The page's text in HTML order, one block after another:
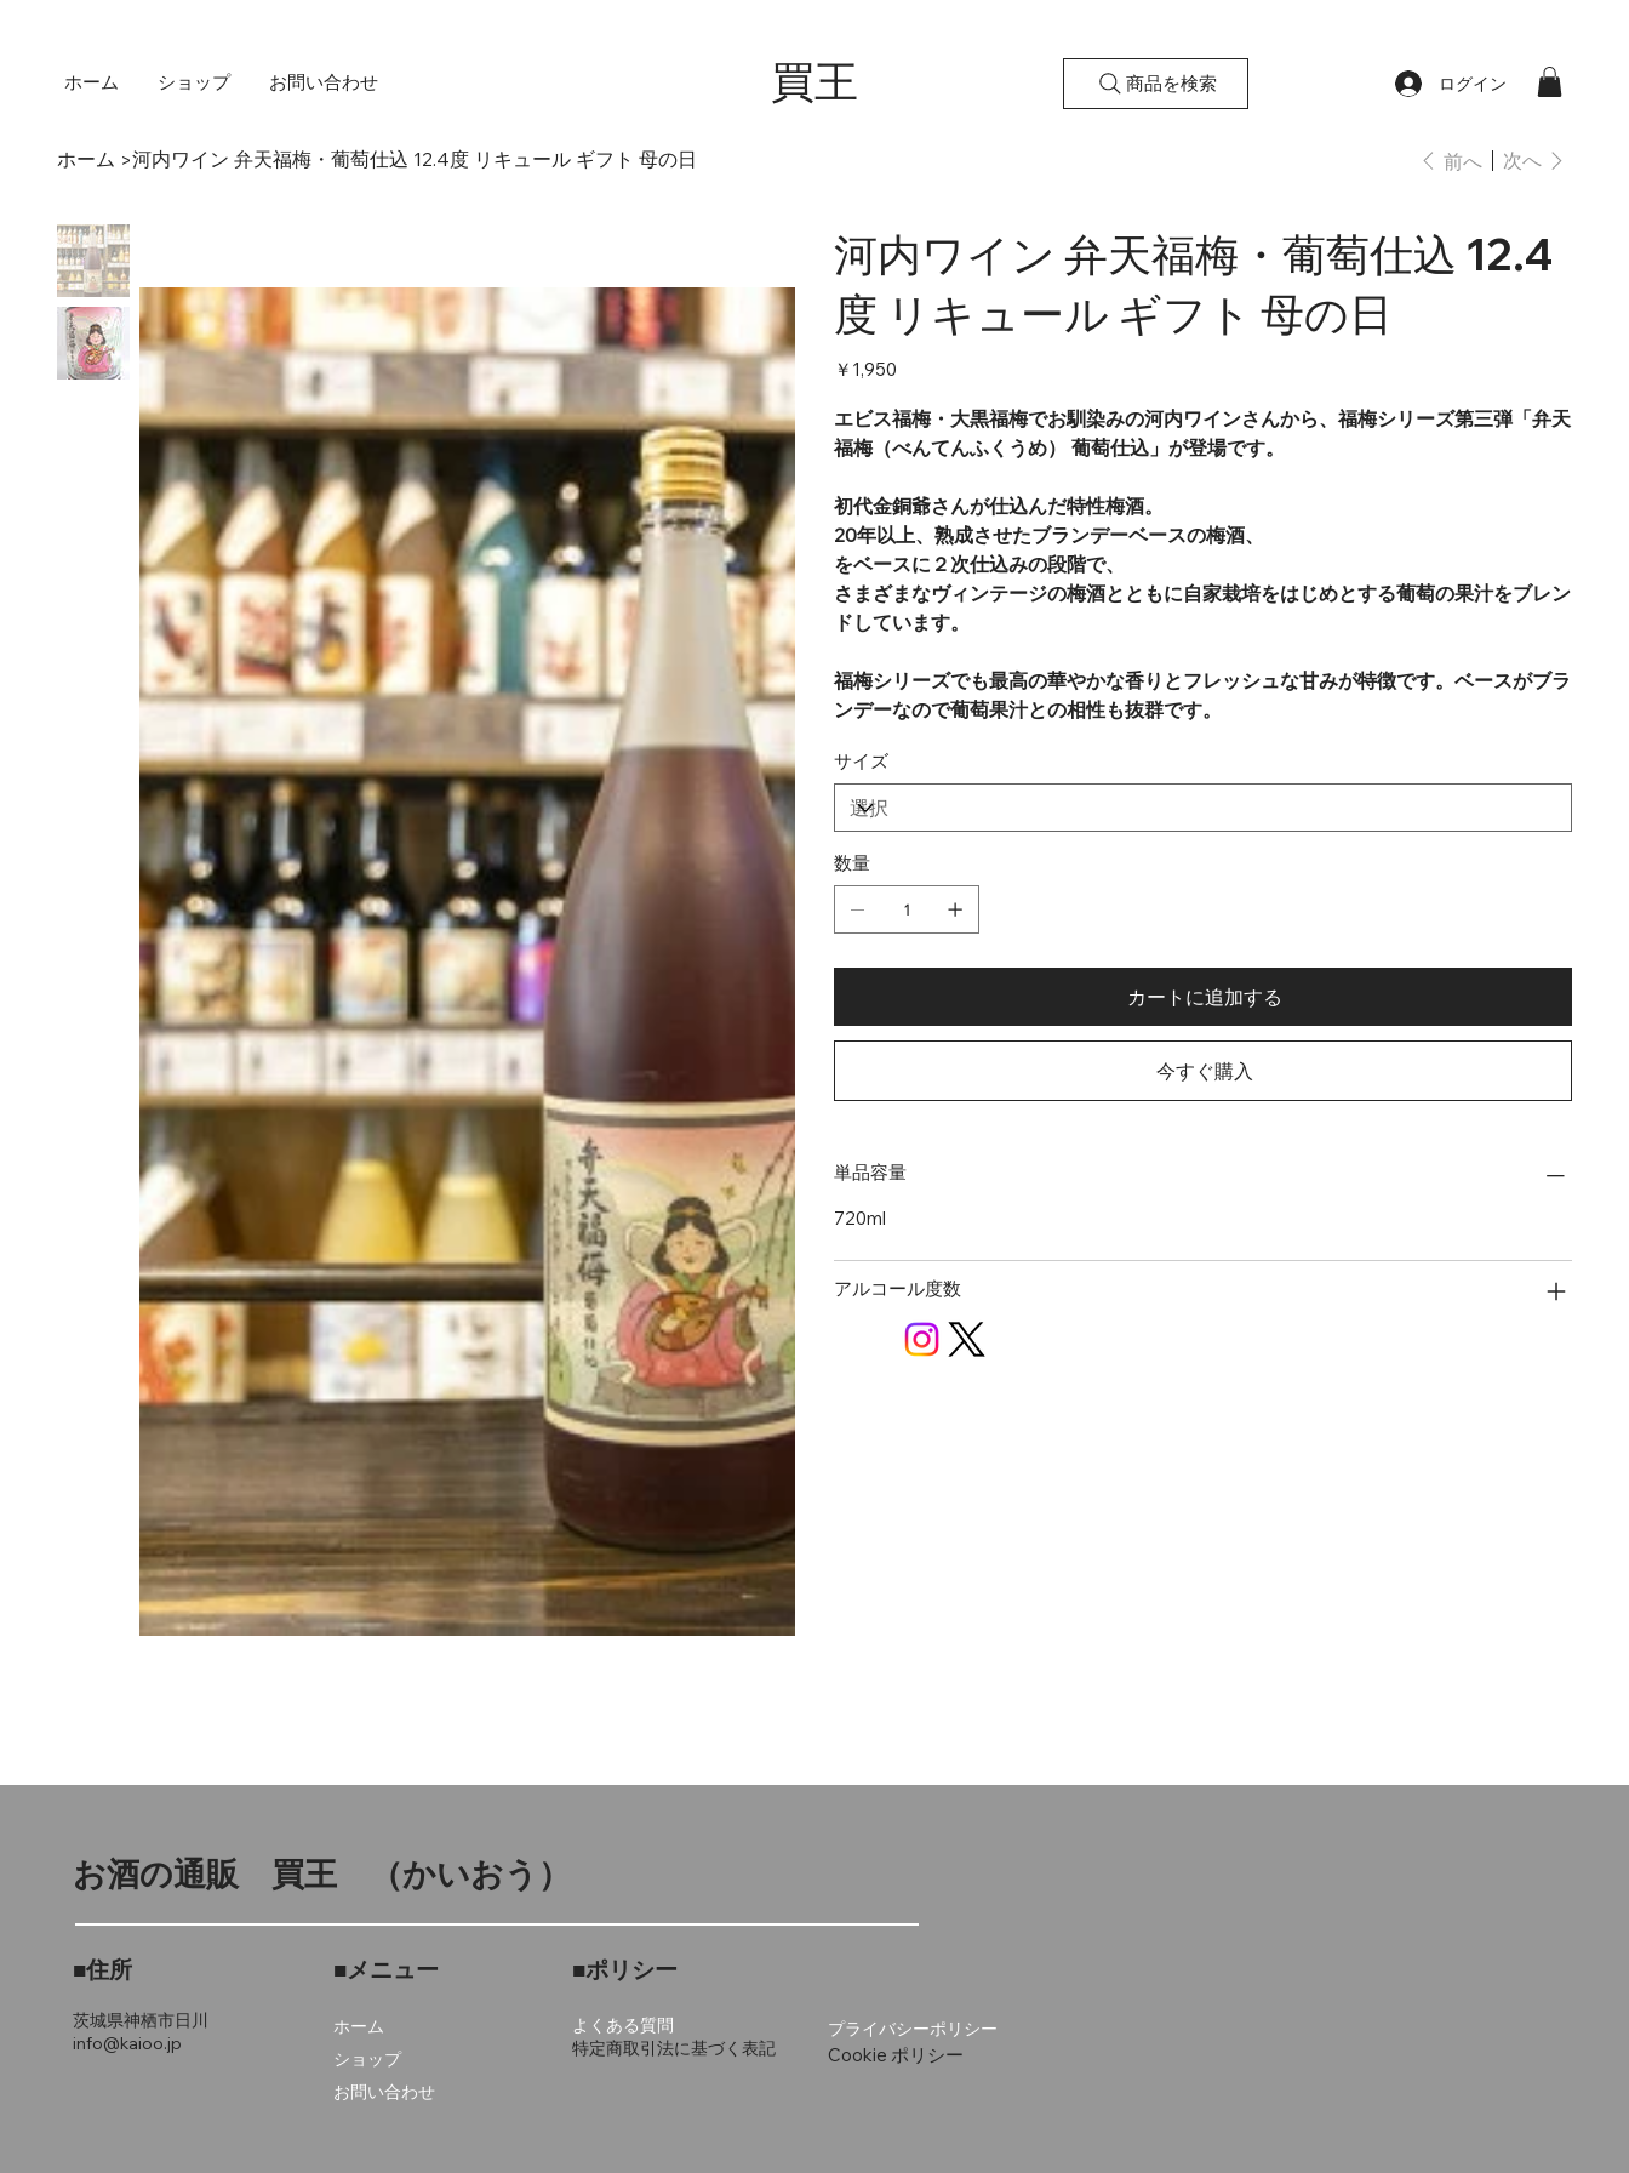
ホーム ショップ お問い合わせ 買王 商品を検索 ログイン
ホーム >河内ワイン 弁天福梅・葡萄仕込 12.4度 リキュール ギフト 母の日 前へ 次へ
河内ワイン 弁天福梅・葡萄仕込 12.4
度 リキュール ギフト 母の日
価￥1,950
エビス福梅・大黒福梅でお馴染みの河内ワインさんから、福梅シリーズ第三弾「弁天
福梅（べんてんふくうめ） 葡萄仕込」が登場です。
初代金銅爺さんが仕込んだ特性梅酒。
20年以上、熟成させたブランデーベースの梅酒、
をベースに２次仕込みの段階で、
さまざまなヴィンテージの梅酒とともに自家栽培をはじめとする葡萄の果汁をブレン
ドしています。
福梅シリーズでも最高の華やかな香りとフレッシュな甘みが特徴です。ベースがブラ
ンデーなので葡萄果汁との相性も抜群です。
サイズ
数量
カートに追加する
今すぐ購入
単品容量
720ml
アルコール度数
■住所
茨城県神栖市日川
info@kaioo.jp
■メニュー
ホーム
ショップ
お問い合わせ
■ポリシー
よくある質問
特定商取引法に基づく表記
プライバシーポリシー
Cookie ポリシー
お酒の通販 買王 （かいおう）